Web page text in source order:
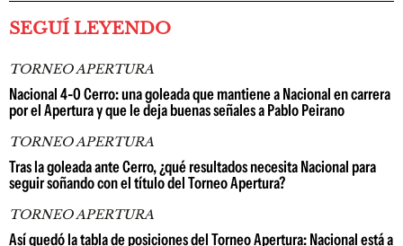
SEGUÍ LEYENDO
TORNEO APERTURA
Nacional 4-0 Cerro: una goleada que mantiene a Nacional en carrera
por el Apertura y que le deja buenas señales a Pablo Peirano
TORNEO APERTURA
Tras la goleada ante Cerro, ¿qué resultados necesita Nacional para
seguir soñando con el título del Torneo Apertura?
TORNEO APERTURA
Así quedó la tabla de posiciones del Torneo Apertura: Nacional está a